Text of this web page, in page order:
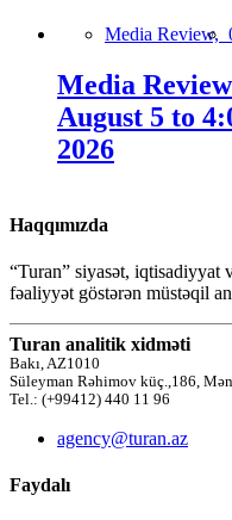
Media Review,
Media
August 5 to
2026
Haqqımızda
“Turan” siyasət, iqtisadiyyat
fəaliyyət göstərən müstəqil
Turan analitik xidməti
Bakı, AZ1010
Süleyman Rəhimov küç.,186,
Tel.: (+99412) 440 11 96
agency@turan.az
Faydalı